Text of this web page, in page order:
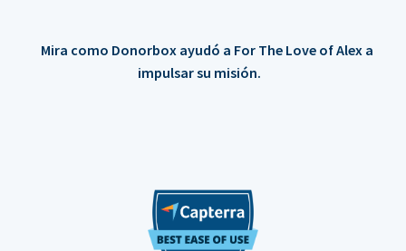
Mira como Donorbox ayudó a For The Love of Alex a
impulsar su misión.